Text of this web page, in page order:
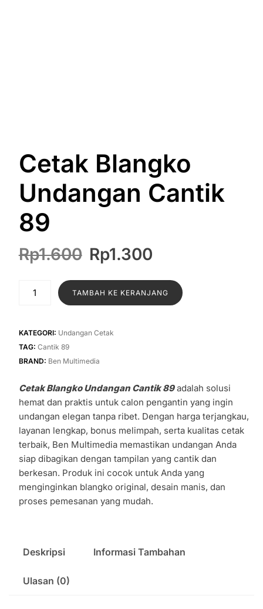
Cetak Blangko
Undangan Cantik
89
Rp1.600 Harga
aslinya
adalah:
Rp1.600.
Rp1.300
ini
adalah:
Kuantitas
Undangan
Cantik
89
TAMBAH KE KERANJANG
KATEGORI: Undangan Cetak
TAG: Cantik 89
BRAND: Ben Multimedia
Cetak Blangko Undangan Cantik 89adalah solusi
hemat dan praktis untuk calon pengantin yang ingin
undangan elegan tanpa ribet. Dengan harga terjangkau,
layanan lengkap, bonus melimpah, serta kualitas cetak
terbaik, Ben Multimedia memastikan undangan Anda
siap dibagikan dengan tampilan yang cantik dan
berkesan. Produk ini cocok untuk Anda yang
menginginkan blangko original, desain manis, dan
proses pemesanan yang mudah.
Deskripsi Informasi Tambahan
Ulasan (0)